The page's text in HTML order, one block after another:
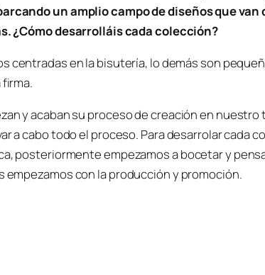
un amplio campo de diseños que
¿Cómo desarrolláis cada colección?
centradas en la bisutería, lo demás son
y acaban su proceso de creación en
a cabo todo el proceso. Para desarrolar cada
posteriormente empezamos a bocetar y
con la producción y promoción.